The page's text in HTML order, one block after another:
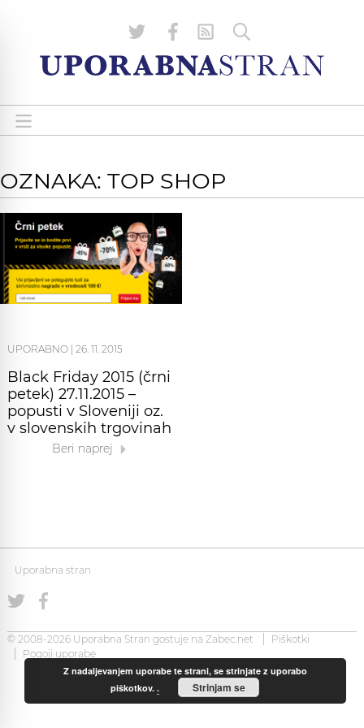
OZNAKA: TOP SHOP
UPORABNO 26. 11. 2015
Black Friday 2015 (črni
petek) 27.11.2015 –
popusti v Sloveniji oz.
v slovenskih trgovinah
Beri naprej
Uporabna stran
© 2008-2026 Uporabna Stran gostuje na Zabec.net
Piškotki
Pogoji uporabe
Z nadaljevanjem uporabe te strani, se strinjate z uporabo
piškotkov.. Strinjam se